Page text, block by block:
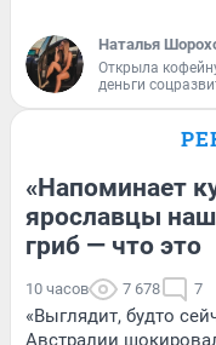
Наталья
Открыла
деньги
«Напоминает
ярославцы
гриб — что это
10 часов 7 678 7
«Выглядит, будто
Австралии